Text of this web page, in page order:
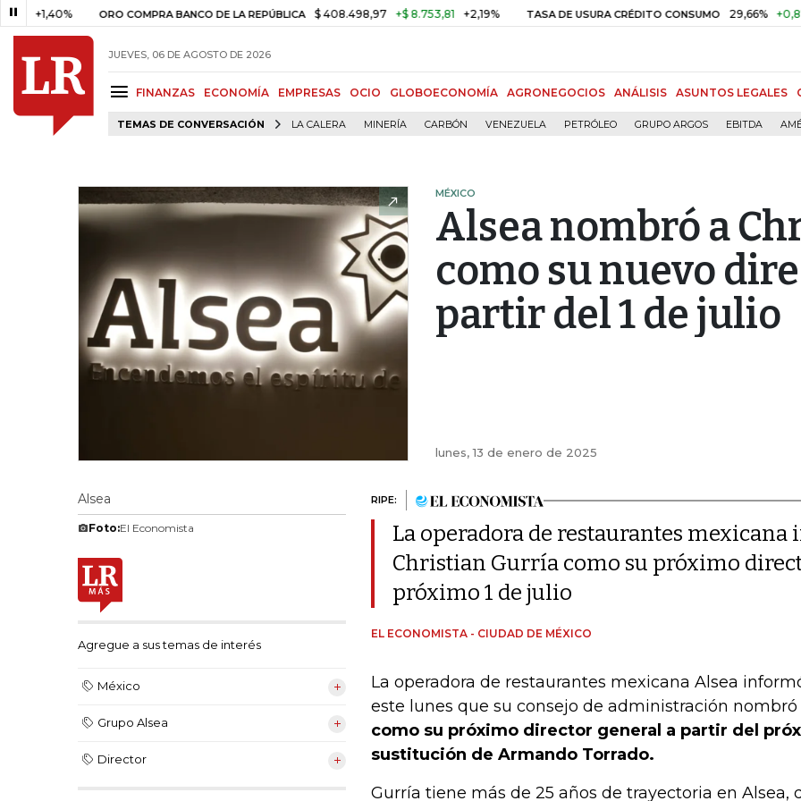
ORO COMPRA BANCO DE LA REPÚBLICA $ 408.498,97 +$ 8.753,81 +2,19% TASA DE USURA CRÉDITO CONSUMO 29,66% +0,87%
JUEVES, 06 DE AGOSTO DE 2026
FINANZAS ECONOMÍA EMPRESAS OCIO GLOBOECONOMÍA AGRONEGOCIOS ANÁLISIS ASUNTOS LEGALES
TEMAS DE CONVERSACIÓN LA CALERA MINERÍA CARBÓN VENEZUELA PETRÓLEO GRUPO ARGOS EBITDA
MÉXICO
Alsea nombró a
como su nuevo
partir del 1 de julio
lunes, 13 de enero de 2025
Alsea
Foto:El Economista
Agregue a sus temas de interés
México
Grupo Alsea
Director
RIPE:
La operadora de restaurantes
Christian Gurría como su próximo
próximo 1 de julio
EL ECONOMISTA - CIUDAD DE MÉXICO
La operadora de restaurantes mexicana Alsea
este lunes que su consejo de administración
como su próximo director general a partir del
sustitución de Armando Torrado.
Gurría tiene más de 25 años de trayectoria en Alsea,